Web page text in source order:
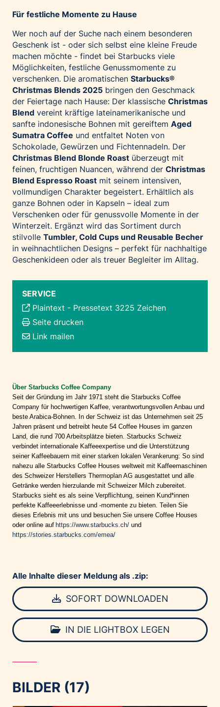
Für festliche Momente zu Hause
Wer noch auf der Suche nach einem besonderen
Geschenk ist - oder sich selbst eine kleine Freude
machen möchte - findet bei Starbucks viele
Möglichkeiten, festliche Genussmomente zu
verschenken. Die aromatischen Starbucks®
Christmas Blends 2025 bringen den Geschmack
der Feiertage nach Hause: Der klassische Christmas
Blend vereint kräftige lateinamerikanische und
sanfte indonesische Bohnen mit gereiftem Aged
Sumatra Coffee und entfaltet Noten von
Schokolade, Gewürzen und Fichtennadeln. Der
Christmas Blend Blonde Roast überzeugt mit
feinen, fruchtigen Nuancen, während der Christmas
Blend Espresso Roast mit seinem intensiven,
vollmundigen Charakter begeistert. Erhältlich als
ganze Bohnen oder in Kapseln – ideal zum
Verschenken oder für genussvolle Momente in der
Winterzeit. Ergänzt wird das Sortiment durch
stilvolle Tumbler, Cold Cups und Reusable Becher
in weihnachtlichen Designs – perfekt für nachhaltige
Geschenkideen oder als treuer Begleiter im Alltag.
SERVICE
Plaintext - Pressetext 3225 Zeichen
Seite drucken
Link mailen
Über Starbucks Coffee Company
Seit der Gründung im Jahr 1971 steht die Starbucks Coffee
Company für hochwertigen Kaffee, verantwortungsvollen Anbau und
beste Arabica-Bohnen. In der Schweiz ist das Unternehmen seit 25
Jahren präsent und betreibt heute 54 Coffee Houses im ganzen
Land, die rund 700 Arbeitsplätze bieten. Starbucks Schweiz
verbindet internationale Kaffeeexpertise und die Unterstützung
seiner Kaffeebauern mit einer starken lokalen Verankerung: So sind
nahezu alle Starbucks Coffee Houses weltweit mit Kaffeemaschinen
des Schweizer Herstellers Thermoplan AG ausgestattet und alle
Getränke werden hierzulande mit Schweizer Milch zubereitet.
Starbucks sieht es als seine Verpflichtung, seinen Kund*innen
perfekte Kaffeeerlebnisse und -momente zu bieten. Teilen Sie
dieses Erlebnis mit uns und besuchen Sie unsere Coffee Houses
oder online auf https://www.starbucks.ch/ und
https://stories.starbucks.com/emea/
Alle Inhalte dieser Meldung als .zip:
SOFORT DOWNLOADEN
IN DIE LIGHTBOX LEGEN
BILDER (17)